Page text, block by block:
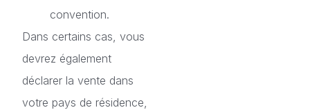
convention.
Dans certains cas, vous
devrez également
déclarer la vente dans
votre pays de résidence,